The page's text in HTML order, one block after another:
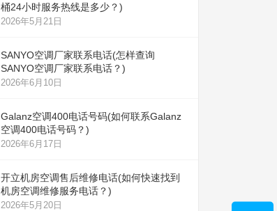
桶24小时服务热线是多少？)
2026年5月21日
SANYO空调厂家联系电话(怎样查询
SANYO空调厂家联系电话？)
2026年6月10日
Galanz空调400电话号码(如何联系Galanz
空调400电话号码？)
2026年6月17日
开立机房空调售后维修电话(如何快速找到
机房空调维修服务电话？)
2026年5月20日